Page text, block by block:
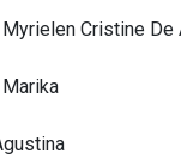
Cristine De